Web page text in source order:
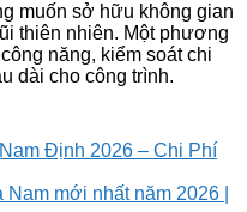
muốn sở hữu không gian
thiên nhiên. Một phương
năng, kiểm soát chi
dài cho công trình.
Định 2026 – Chi Phí
mới nhất năm 2026 |